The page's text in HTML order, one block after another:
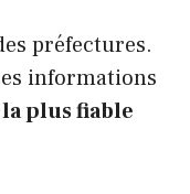
préfectures.
informations
plus fiable